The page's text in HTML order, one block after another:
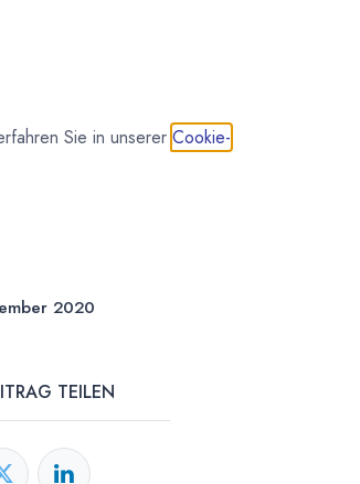
2020
TEILEN
Sie in unserer Cookie-